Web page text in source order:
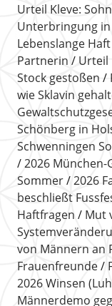
Urteil Kleve:
Unterbringung
Lebenslange
Partnerin
Urteil
Stock gestoßen
wie Sklavin
Schönberg in
Schwenningen
2026 München-
Sommer
2026
beschließt
Haftfragen
Mut
von Männern an
Frauenfreunde
2026 Winsen
Männerdemo